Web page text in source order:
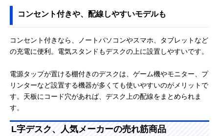
コンセント付きや、配線しやすいモデルも
コンセント付きなら、ノートパソコンやスマホ、タブレットなど
の充電に便利。電気スタンドもデスクの上に設置しやすいです。
電源タップが置ける棚付きのデスクは、ゲーム機やモニター、プ
リンターなど設置する機器が多くても使いやすいのがメリットで
す。天板にコード穴があれば、デスク上の配線をまとめられま
す。
L字デスク、人気メーカーの売れ筋商品